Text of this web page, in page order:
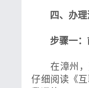
四、办
步骤一：
在漳州，建
仔细阅读《